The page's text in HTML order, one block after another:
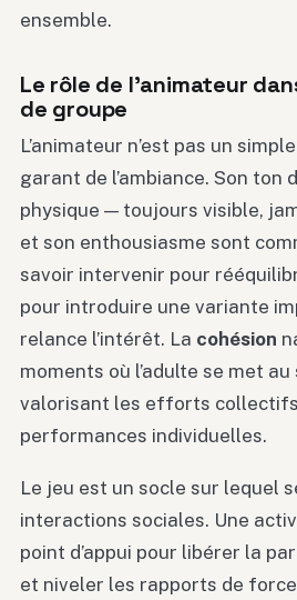
ensemble.
Le rôle de l’animateur
de groupe
L’animateur n’est pas un
garant de l’ambiance. Son ton
physique — toujours visible,
et son enthousiasme sont
savoir intervenir pour
pour introduire une variante
relance l’intérêt. La cohésion
moments où l’adulte se met
valorisant les efforts
performances individuelles.
Le jeu est un socle sur lequel
interactions sociales. Une
point d’appui pour libérer la
et niveler les rapports de